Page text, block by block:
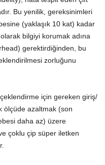
Bu yenilik, gereksinimleri
(yaklaşık 10 kat) kadar
bilgiyi korumak adına
gerektirdiğinden, bu
zorluğunu
için gereken giriş/
ölçüde azaltmak (son
daha az) üzere
çoklu çip süper iletken